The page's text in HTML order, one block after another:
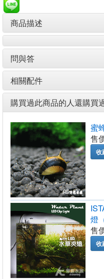
商品描述
問與答
相關配件
購買過此商品的人還購買
蜜
售
收
燈
售
收